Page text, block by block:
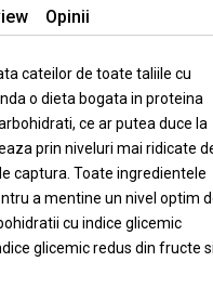
Opinii
cateilor de toate taliile cu
o dieta bogata in proteina
ce ar putea duce la
prin niveluri mai ridicate
captura. Toate ingredientele
a mentine un nivel optim
cu indice glicemic
glicemic redus din fructe si